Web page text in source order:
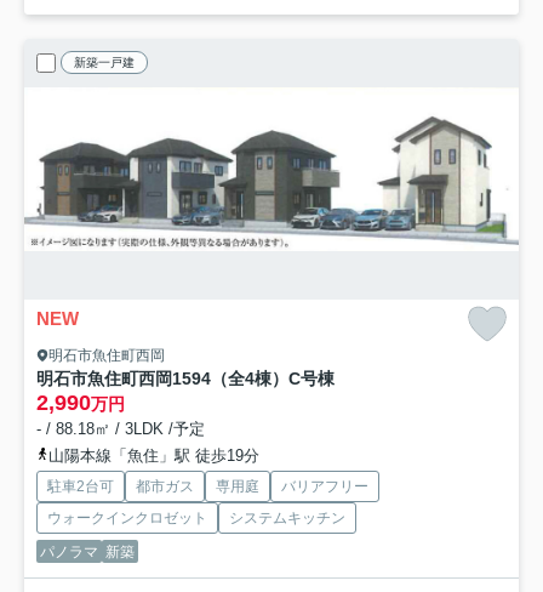
新築一戸建
NEW
明石市魚住町西岡
明石市魚住町西岡1594（全4棟）C号棟
2,990万円
- / 88.18㎡ / 3LDK /予定
山陽本線「魚住」駅 徒歩19分
駐車2台可 都市ガス 専用庭
バリアフリー
ウォークインクロゼット
システムキッチン
パノラマ 新築